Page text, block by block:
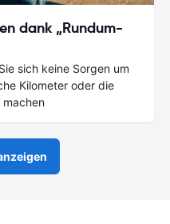
dank „Rundum-
sich keine Sorgen um
Kilometer oder die
machen